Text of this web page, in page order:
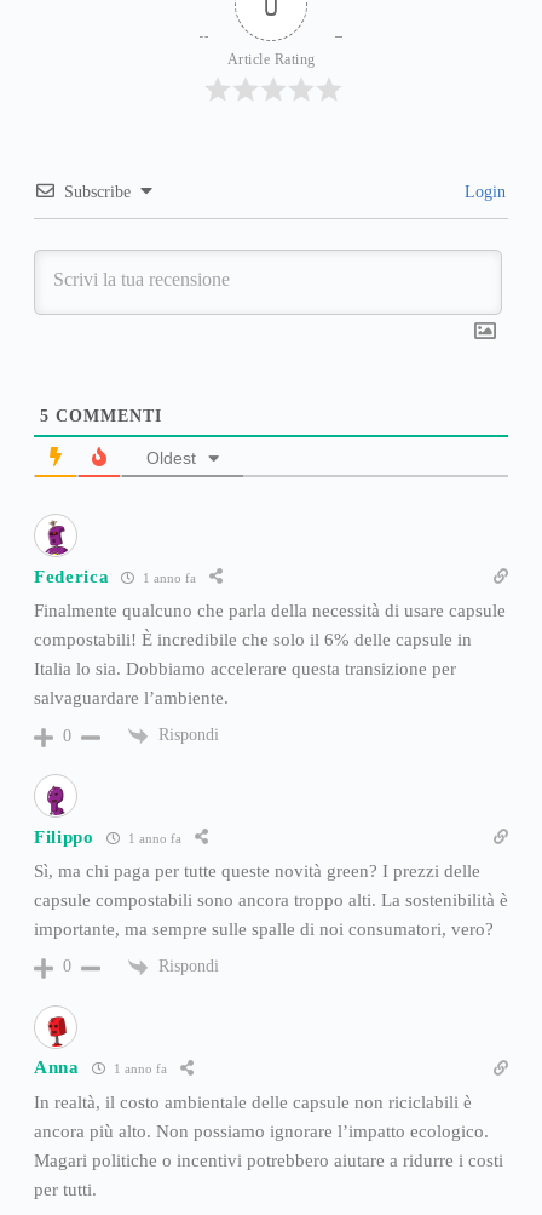
Article Rating
Subscribe Login
5 COMMENTI
Oldest
Federica 1 anno fa
Finalmente qualcuno che parla della necessità di usare capsule
compostabili! È incredibile che solo il 6% delle capsule in
Italia lo sia. Dobbiamo accelerare questa transizione per
salvaguardare l’ambiente.
0 Rispondi
Filippo 1 anno fa
Sì, ma chi paga per tutte queste novità green? I prezzi delle
capsule compostabili sono ancora troppo alti. La sostenibilità è
importante, ma sempre sulle spalle di noi consumatori, vero?
0 Rispondi
Anna 1 anno fa
In realtà, il costo ambientale delle capsule non riciclabili è
ancora più alto. Non possiamo ignorare l’impatto ecologico.
Magari politiche o incentivi potrebbero aiutare a ridurre i costi
per tutti.